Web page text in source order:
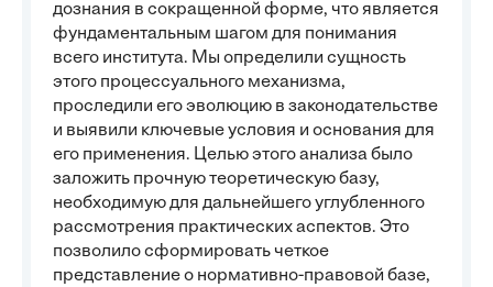
дознания в сокращенной форме, что является
фундаментальным шагом для понимания
всего института. Мы определили сущность
этого процессуального механизма,
проследили его эволюцию в законодательстве
и выявили ключевые условия и основания для
его применения. Целью этого анализа было
заложить прочную теоретическую базу,
необходимую для дальнейшего углубленного
рассмотрения практических аспектов. Это
позволило сформировать четкое
представление о нормативно-правовой базе,